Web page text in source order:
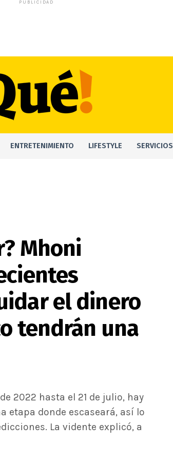
PUBLICIDAD
ENTRETENIMIENTO LIFESTYLE SERVICIOS
Mhoni
el dinero
tendrán una
2022 hasta el 21 de julio, hay
etapa donde escaseará, así lo
La vidente explicó, a